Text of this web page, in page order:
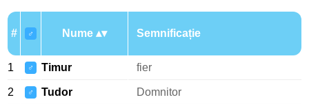
# ♂ Nume Semnificație
1 ♂ Timur fier
2 ♂ Tudor Domnitor